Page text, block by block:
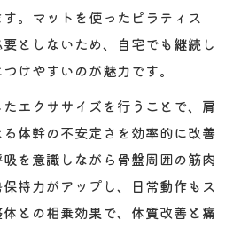
。マットを使ったピラティス
としないため、自宅でも継続し
けやすいのが魅力です。
エクササイズを行うことで、肩
体幹の不安定さを効率的に改善
を意識しながら骨盤周囲の筋肉
持力がアップし、日常動作もス
との相乗効果で、体質改善と痛